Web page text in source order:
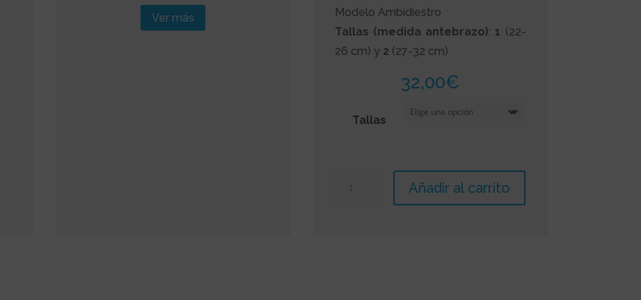
Ver más
Modelo Ambidiestro
Tallas (medida antebrazo): 1 (22-
26 cm) y 2 (27-32 cm)
32,00€
Tallas
Añadir al carrito